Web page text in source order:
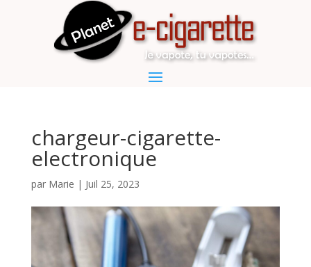
chargeur-cigarette-
electronique
par Marie | Juil 25, 2023